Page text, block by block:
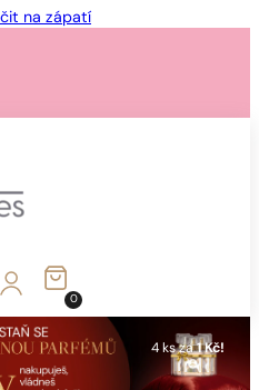
na zápatí
4 ks za1 Kč!
0